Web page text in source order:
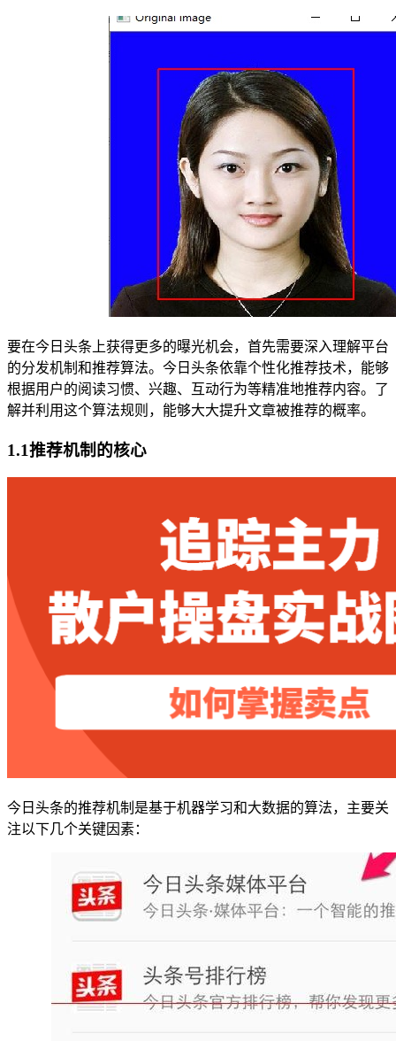
要在今日头条上获得更多的曝光机会，首先需要深入理解平台
的分发机制和推荐算法。今日头条依靠个性化推荐技术，能够
根据用户的阅读习惯、兴趣、互动行为等精准地推荐内容。了
解并利用这个算法规则，能够大大提升文章被推荐的概率。
1.1推荐机制的核心
今日头条的推荐机制是基于机器学习和大数据的算法，主要关
注以下几个关键因素：